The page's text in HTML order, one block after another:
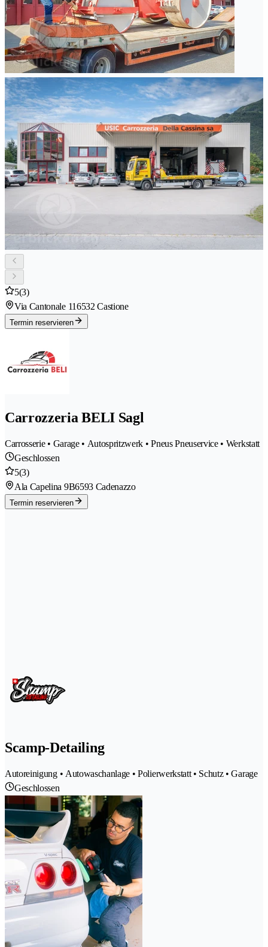
5(3)
Via Cantonale 116532 Castione
Termin reservieren
Carrozzeria BELI Sagl
Carrosserie • Garage • Autospritzwerk • Pneus Pneuservice • Werkstatt
Geschlossen
5(3)
Ala Capelina 9B6593 Cadenazzo
Termin reservieren
Scamp-Detailing
Autoreinigung • Autowaschanlage • Polierwerkstatt • Schutz • Garage
Geschlossen